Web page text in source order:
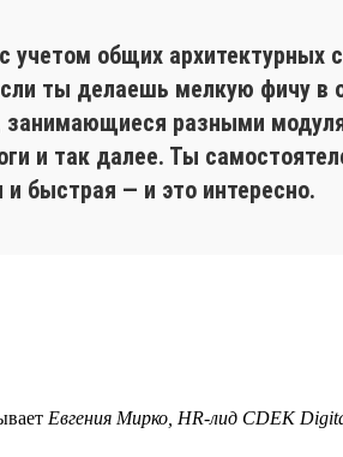
учетом общих архитектурных
ты делаешь мелкую фичу в
занимающиеся разными
и так далее. Ты
быстрая — и это интересно.
Евгения Мирко, HR-лид CDEK